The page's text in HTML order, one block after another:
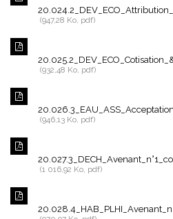
947,28 Ko, pdf
932,48 Ko, pdf
946,13 Ko, pdf
1 016,92 Ko, pdf